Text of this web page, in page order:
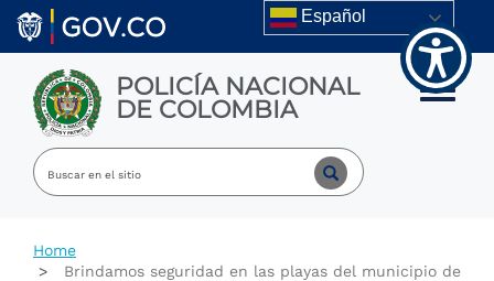
Welcome
All
Accessibility
screen
reader.
Skip to main content Español
POLICÍA NACIONAL
DE COLOMBIA Toggle
Home
Brindamos seguridad en las playas del municipio de